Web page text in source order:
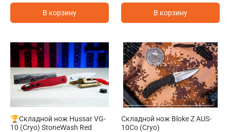
В корзину В корзину
🏆Складной нож Hussar VG-
10 (Cryo) StoneWash Red
Складной нож Bloke Z AUS-
10Co (Cryo)